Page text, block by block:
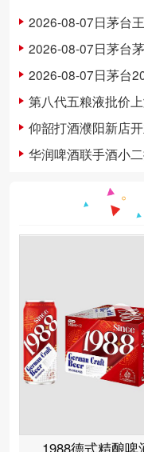
2026-08-07日茅台王子（金）
2026-08-07日茅台茅台公斤飞天
2026-08-07日茅台2026年飞天(散
第八代五粮液批价
仰韶打酒濮阳新店
华润啤酒联手酒小
1988德式精酿啤